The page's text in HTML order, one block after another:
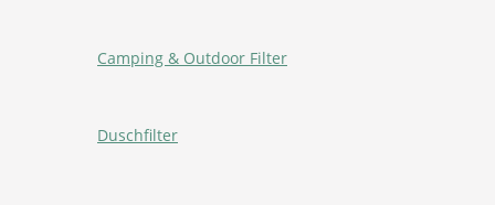
Camping & Outdoor Filter
Duschfilter